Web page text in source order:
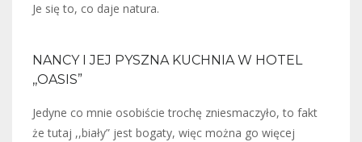
Je się to, co daje natura.
NANCY I JEJ PYSZNA KUCHNIA W HOTEL
,,OASIS”
Jedyne co mnie osobiście trochę zniesmaczyło, to fakt
że tutaj ,,biały” jest bogaty, więc można go więcej